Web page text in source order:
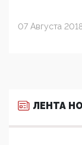
07 Августа
ЛЕНТА